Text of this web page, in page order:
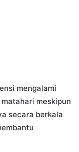
mengalami
meskipun
secara berkala